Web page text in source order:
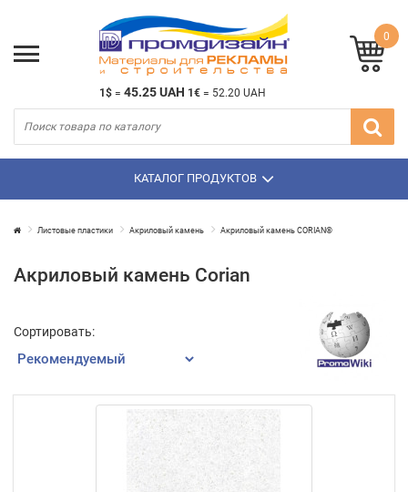
1$ = 45.25 UAH 1€ = 52.20 UAH
0
КАТАЛОГ ПРОДУКТОВ
Листовые пластики Акриловый камень Акриловый камень CORIAN®
Акриловый камень Corian
Сортировать: